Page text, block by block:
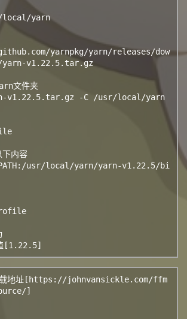
yarn
yarnpkg/yarn/releases/dow
yarn-v1.22.5.tar.gz
文件夹
v1.22.5.tar.gz -C /usr/local/yarn
下内容
usr/local/yarn/yarn-v1.22.5/bi
[1.22.5]
载地址[https://johnvansickle.com/ffm
]